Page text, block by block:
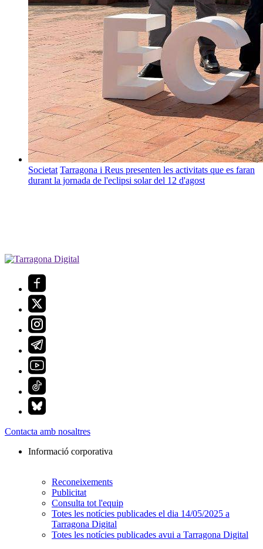
Societat Tarragona i Reus presenten les activitats que es faran
durant la jornada de l'eclipsi solar del 12 d'agost
Contacta amb nosaltres
Informació corporativa
Reconeixements
Publicitat
Consulta tot l'equip
Totes les notícies publicades el dia 14/05/2025 a
Tarragona Digital
Totes les notícies publicades avui a Tarragona Digital